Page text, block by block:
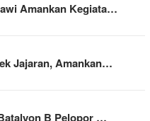
Amankan Kegiata…
Jajaran, Amankan…
B Pelopor …